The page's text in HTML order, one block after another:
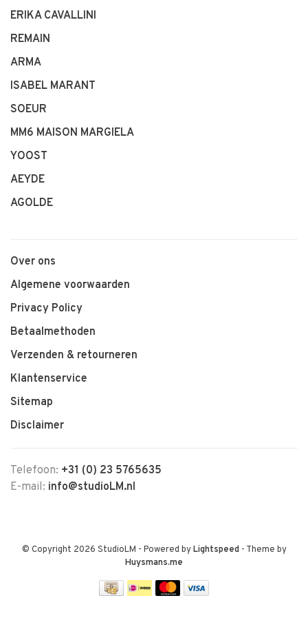
ERIKA CAVALLINI
REMAIN
ARMA
ISABEL MARANT
SOEUR
MM6 MAISON MARGIELA
YOOST
AEYDE
AGOLDE
Over ons
Algemene voorwaarden
Privacy Policy
Betaalmethoden
Verzenden & retourneren
Klantenservice
Sitemap
Disclaimer
Telefoon: +31 (0) 23 5765635
E-mail: info@studioLM.nl
© Copyright 2026 StudioLM - Powered byLightspeed- Theme by
Huysmans.me